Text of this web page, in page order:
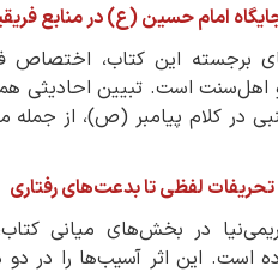
امام حسین (ع) در منابع
برجسته این کتاب،
اهل‌سنت است. تبیین احادیثی
در کلام پیامبر (ص)، از
لفظی تا بدعت‌های رفتاری
در بخش‌های میانی
است. این اثر آسیب‌ها را در